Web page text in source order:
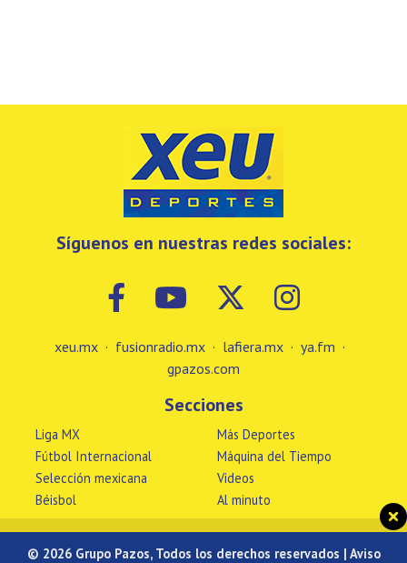
Síguenos en nuestras redes sociales:
xeu.mx · fusionradio.mx · lafiera.mx · ya.fm ·
gpazos.com
Secciones
Liga MX
Fútbol Internacional
Selección mexicana
Béisbol
Más Deportes
Máquina del Tiempo
Videos
Al minuto
© 2026 Grupo Pazos, Todos los derechos reservados | Aviso